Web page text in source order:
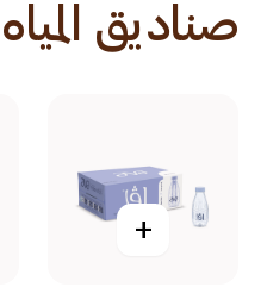
صناديق المياه
+